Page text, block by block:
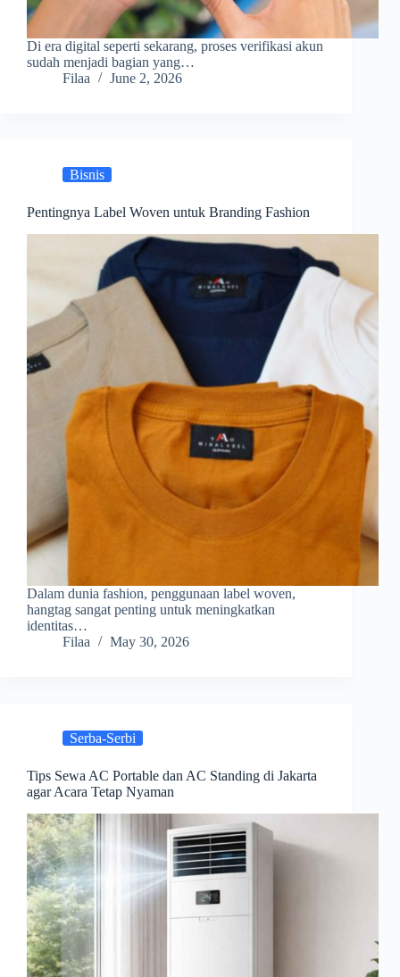
Di era digital seperti sekarang, proses verifikasi akun
sudah menjadi bagian yang…
Filaa
June 2, 2026
Bisnis
Pentingnya Label Woven untuk Branding Fashion
Dalam dunia fashion, penggunaan label woven,
hangtag sangat penting untuk meningkatkan
identitas…
Filaa
May 30, 2026
Serba-Serbi
Tips Sewa AC Portable dan AC Standing di Jakarta
agar Acara Tetap Nyaman